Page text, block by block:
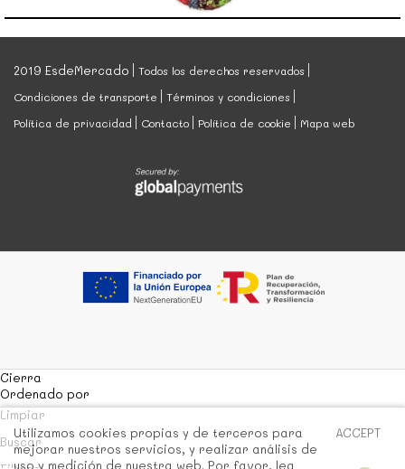
2019 EsdeMercado
Todos los derechos reservados
Condiciones de transporte
Términos y condiciones
Política de privacidad
Contacto Política de cookie Mapa web
Cierra
Ordenado por
Limpiar
Buscar
ACCEPT
Utilizamos cookies propias y de terceros para
mejorar nuestros servicios, y realizar análisis de
uso y medición de nuestra web. Por favor, lea